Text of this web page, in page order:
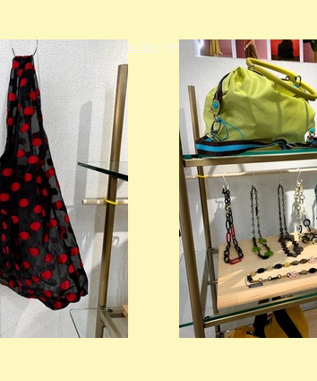
© 2023 著作権表示の例 - Wix.com で作成されたホームページです